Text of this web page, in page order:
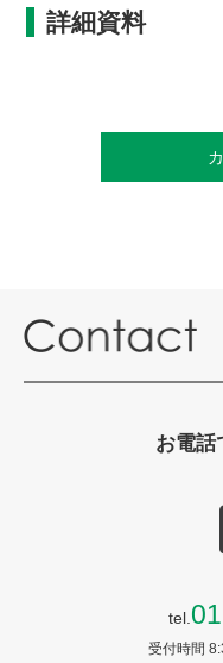
詳細資料
お電話
tel.
受付時間